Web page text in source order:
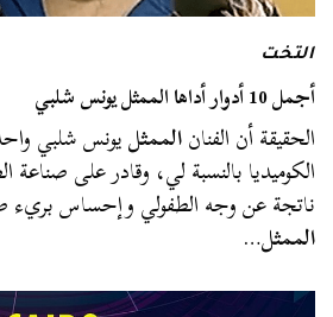
التخت
أجمل 10 أدوار أداها الممثل يونس شلبي
الحقيقة أن الفنانالممثليونس شلبي
الكوميديا بالنسبة لي، وقادر على
ناتجة عن وجه الطفولي وإحساس بريء
الممثل…